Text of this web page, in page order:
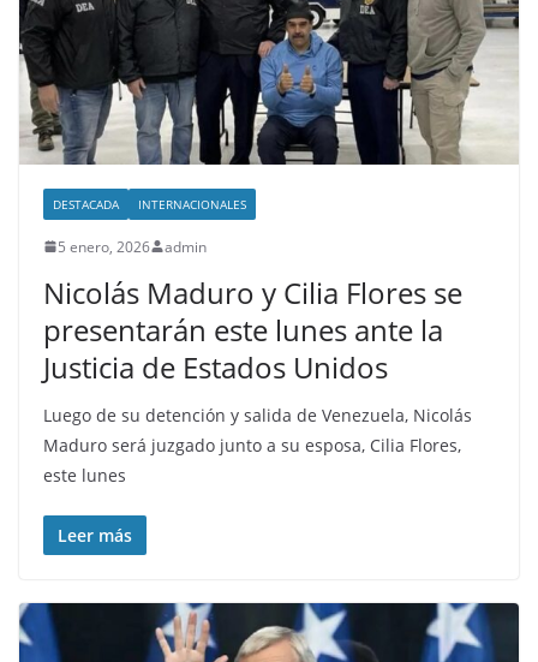
DESTACADA INTERNACIONALES
5 enero, 2026 admin
Nicolás Maduro y Cilia Flores se
presentarán este lunes ante la
Justicia de Estados Unidos
Luego de su detención y salida de Venezuela, Nicolás
Maduro será juzgado junto a su esposa, Cilia Flores,
este lunes
Leer más